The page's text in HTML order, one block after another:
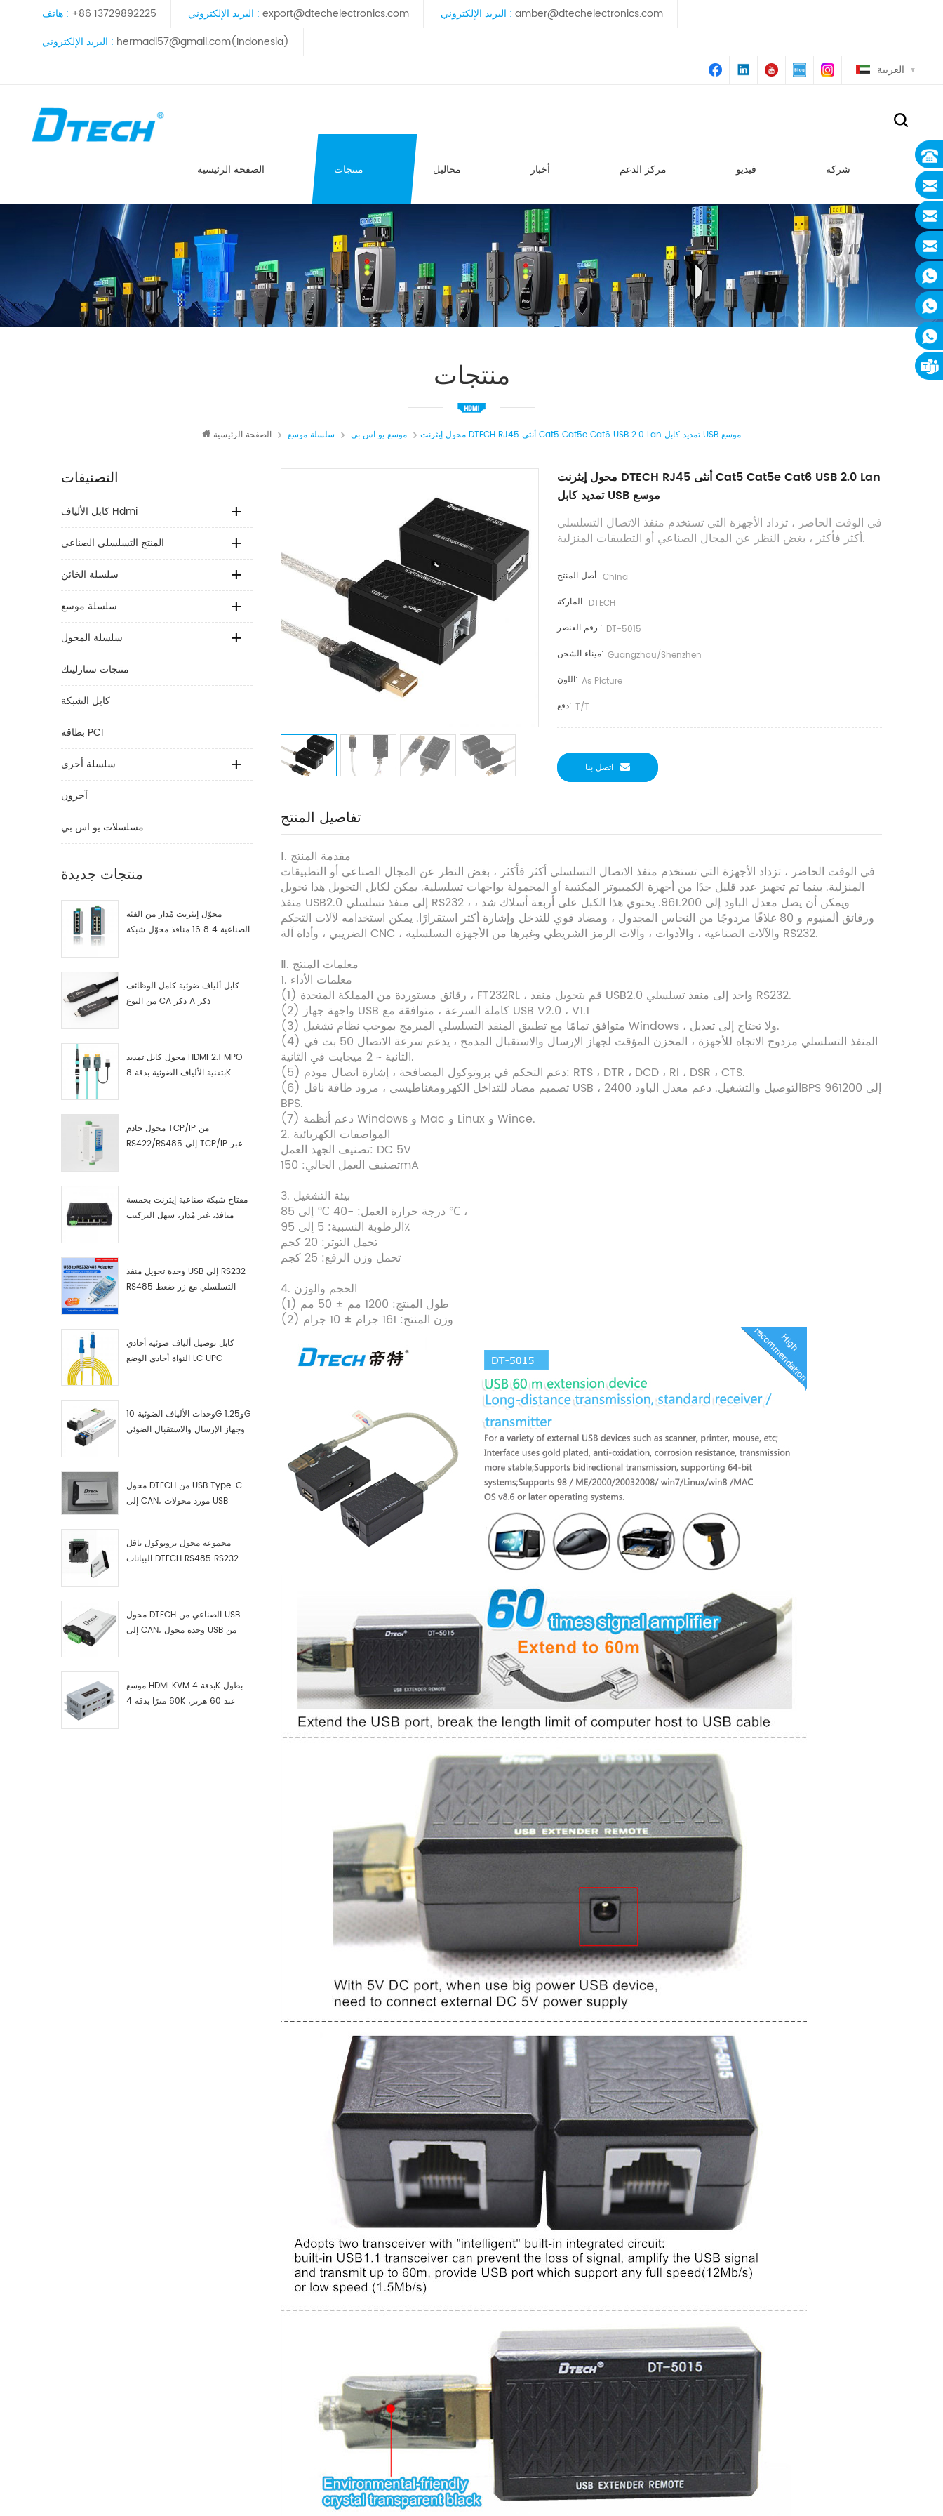
هاتف : +86 13729892225 البريد الإلكتروني : export@dtechelectronics.com البريد الإلكتروني : amber@dtechelectronics.com
البريد الإلكتروني : hermadi57@gmail.com(Indonesia)
العربية
الصفحة الرئيسية منتجات محاليل أخبار مركز الدعم فيديو شركة
منتجات
الصفحة الرئيسية سلسلة موسع موسع يو اس بي محول إيثرنت DTECH RJ45 أنثى Cat5 Cat5e Cat6 USB 2.0 Lan تمديد كابل USB موسع
التصنيفات
كابل الألياف Hdmi
المنتج التسلسلي الصناعي
سلسلة الخائن
سلسلة موسع
سلسلة المحول
منتجات ستارلينك
كابل الشبكة
بطاقة PCI
سلسلة أخرى
آحرون
مسلسلات يو اس بي
منتجات جديدة
محوّل إيثرنت مُدار من الفئة
الصناعية 4 8 16 منافذ محوّل شبكة
كابل ألياف ضوئية كامل الوظائف
من النوع CA ذكر A ذكر
محول كابل تمديد HDMI 2.1 MPO
بتقنية الألياف الضوئية بدقة 8K
محول خادم TCP/IP من
RS422/RS485 إلى TCP/IP عبر
مفتاح شبكة صناعية إيثرنت بخمسة
منافذ، غير مُدار، سهل التركيب
وحدة تحويل منفذ USB إلى RS232
RS485 التسلسلي مع زر ضغط
كابل توصيل ألياف ضوئية أحادي
النواة أحادي الوضع LC UPC
وحدات الألياف الضوئية 10G و1.25G
وجهاز الإرسال والاستقبال الضوئي
محول DTECH من USB Type-C
إلى CAN، مورد محولات USB
مجموعة محول بروتوكول ناقل
البيانات DTECH RS485 RS232
محول DTECH الصناعي من USB
إلى CAN، وحدة محول USB من
موسع HDMI KVM بدقة 4K بطول
60 مترًا بدقة 4K عند 60 هرتز،
محول إيثرنت DTECH RJ45 أنثى Cat5 Cat5e Cat6 USB 2.0 Lan
تمديد كابل USB موسع
في الوقت الحاضر ، تزداد الأجهزة التي تستخدم منفذ الاتصال التسلسلي
أكثر فأكثر ، بغض النظر عن المجال الصناعي أو التطبيقات المنزلية.
أصل المنتج: China
الماركة: DTECH
رقم العنصر.: DT-5015
ميناء الشحن: Guangzhou/shenzhen
اللون: As Picture
دفع: T/T
اتصل بنا
تفاصيل المنتج
Ⅰ. مقدمة المنتج
في الوقت الحاضر ، تزداد الأجهزة التي تستخدم منفذ الاتصال التسلسلي أكثر فأكثر ، بغض النظر عن المجال الصناعي أو التطبيقات
المنزلية. بينما تم تجهيز عدد قليل جدًا من أجهزة الكمبيوتر المكتبية أو المحمولة بواجهات تسلسلية. يمكن لكابل التحويل هذا تحويل
منفذ USB2.0 إلى منفذ تسلسلي RS232 ، ويمكن أن يصل معدل الباود إلى 961.200. يحتوي هذا الكبل على أربعة أسلاك شد ،
ورقائق ألمنيوم و 80 غلافًا مزدوجًا من النحاس المجدول ، ومضاد قوي للتدخل وإشارة أكثر استقرارًا. يمكن استخدامه لآلات التحكم
الضريبي ، وأداة آلة CNC ، والآلات الصناعية ، والأدوات ، وآلات الرمز الشريطي وغيرها من الأجهزة التسلسلية RS232.
Ⅱ. معلمات المنتج
1. معلمات الأداء
(1) رقائق مستوردة من المملكة المتحدة ، FT232RL ، قم بتحويل منفذ USB2.0 واحد إلى منفذ تسلسلي RS232.
(2) واجهة جهاز USB كاملة السرعة ، متوافقة مع USB V2.0 ، V1.1
(3) متوافق تمامًا مع تطبيق المنفذ التسلسلي المبرمج بموجب نظام تشغيل Windows ، ولا تحتاج إلى تعديل.
(4) المنفذ التسلسلي مزدوج الاتجاه للأجهزة ، المخزن المؤقت لجهاز الإرسال والاستقبال المدمج ، يدعم سرعة الاتصال 50 بت في
الثانية ~ 2 ميجابت في الثانية.
(5) دعم التحكم في بروتوكول المصافحة ، إشارة اتصال مودم: RTS ، DTR ، DCD ، RI ، DSR ، CTS.
(6) تصميم مضاد للتداخل الكهرومغناطيسي ، مزود طاقة ناقل USB ، التوصيل والتشغيل. دعم معدل الباود 2400BPS إلى 961200
BPS.
(7) دعم أنظمة Windows و Mac و Linux و Wince.
2. المواصفات الكهربائية
تصنيف الجهد العمل: DC 5V
تصنيف العمل الحالي: 150mA
3. بيئة التشغيل
درجة حرارة العمل: -40 ℃ إلى 85 ℃ ،
الرطوبة النسبية: 5 إلى 95٪
تحمل التوتر: 20 كجم
تحمل وزن الرفع: 25 كجم
4. الحجم والوزن
(1) طول المنتج: 1200 مم ± 50 مم
(2) وزن المنتج: 161 جرام ± 10 جرام